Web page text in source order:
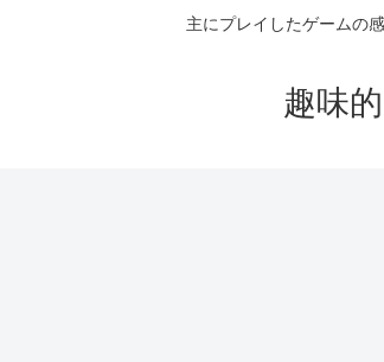
主にプレイしたゲームの
趣味